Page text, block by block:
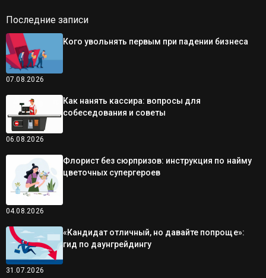
Последние записи
07.08.2026
Кого увольнять первым при падении бизнеса
06.08.2026
Как нанять кассира: вопросы для
собеседования и советы
04.08.2026
Флорист без сюрпризов: инструкция по найму
цветочных супергероев
31.07.2026
«Кандидат отличный, но давайте попроще»:
гид по даунгрейдингу